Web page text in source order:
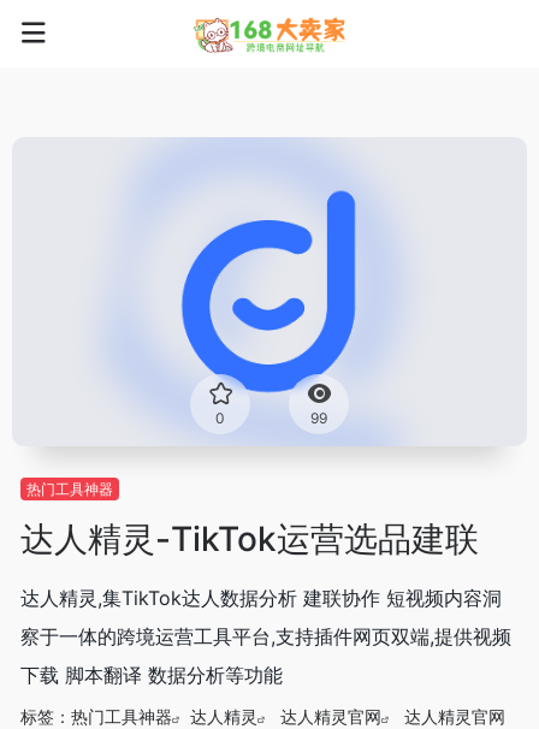
0 99
热门工具神器
达人精灵-TikTok运营选品建联
达人精灵,集TikTok达人数据分析 建联协作 短视频内容洞
察于一体的跨境运营工具平台,支持插件网页双端,提供视频
下载 脚本翻译 数据分析等功能
标签： 热门工具神器 达人精灵 达人精灵官网
达人精灵官网